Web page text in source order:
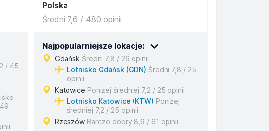
/ 45
Polska
Średni 7,6 / 480 opinii
Najpopularniejsze lokacje:
Gdańsk Średni 7,8 / 26 opinii
Lotnisko Gdańsk (GDN) Średni 7,8 / 25
opinii
Katowice Poniżej średniej 7,2 / 25 opinii
Lotnisko Katowice (KTW) Poniżej
średniej 7,2 / 25 opinii
RzeszówBardzo dobry 8,9 / 61 opinii